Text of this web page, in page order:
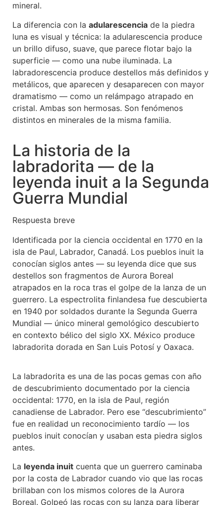
mineral.
La diferencia con la adularescencia de la piedra
luna es visual y técnica: la adularescencia produce
un brillo difuso, suave, que parece flotar bajo la
superficie — como una nube iluminada. La
labradorescencia produce destellos más definidos y
metálicos, que aparecen y desaparecen con mayor
dramatismo — como un relámpago atrapado en
cristal. Ambas son hermosas. Son fenómenos
distintos en minerales de la misma familia.
La historia de la
labradorita — de la
leyenda inuit a la Segunda
Guerra Mundial
Respuesta breve
Identificada por la ciencia occidental en 1770 en la
isla de Paul, Labrador, Canadá. Los pueblos inuit la
conocían siglos antes — su leyenda dice que sus
destellos son fragmentos de Aurora Boreal
atrapados en la roca tras el golpe de la lanza de un
guerrero. La espectrolita finlandesa fue descubierta
en 1940 por soldados durante la Segunda Guerra
Mundial — único mineral gemológico descubierto
en contexto bélico del siglo XX. México produce
labradorita dorada en San Luis Potosí y Oaxaca.
La labradorita es una de las pocas gemas con año
de descubrimiento documentado por la ciencia
occidental: 1770, en la isla de Paul, región
canadiense de Labrador. Pero ese “descubrimiento”
fue en realidad un reconocimiento tardío — los
pueblos inuit conocían y usaban esta piedra siglos
antes.
La leyenda inuit cuenta que un guerrero caminaba
por la costa de Labrador cuando vio que las rocas
brillaban con los mismos colores de la Aurora
Boreal. Golpeó las rocas con su lanza para liberar